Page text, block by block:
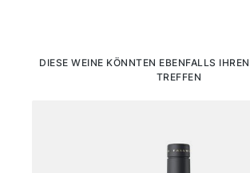
Produktgalerie überspringen
DIESE WEINE KÖNNTEN EBENFALLS
TREFFEN